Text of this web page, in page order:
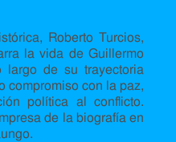
Roberto Turcios,
la vida de Guillermo
de su trayectoria
compromiso con la paz,
política al conflicto.
de la biografía en